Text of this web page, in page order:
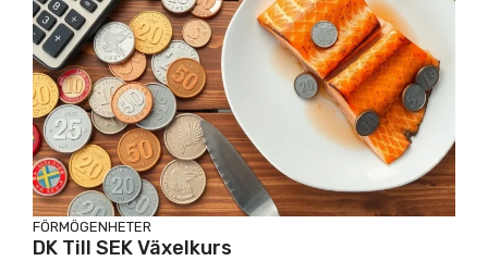
FÖRMÖGENHETER
DK Till SEK Växelkurs